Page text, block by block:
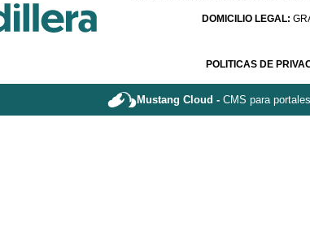
DOMICILIO LEGAL:
POLITICAS DE
Mustang Cloud - CMS para